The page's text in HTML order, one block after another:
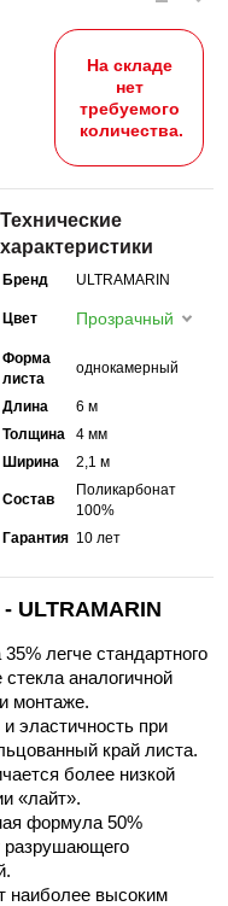
На складе
нет
требуемого
количества.
Технические
характеристики
Бренд ULTRAMARIN
Цвет Прозрачный
Форма
листа
однокамерный
Длина
6 м
Толщина
4 мм
Ширина
2,1 м
Состав
Поликарбонат
100%
Гарантия 10 лет
ULTRAMARIN
легче стандартного
стекла аналогичной
монтаже.
эластичность при
край листа.
более низкой
«лайт».
формула 50%
разрушающего
наиболее высоким